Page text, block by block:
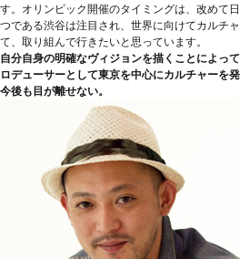
す。オリンピック開催のタイミングは、改めて
つである渋谷は注目され、世界に向けてカルチ
て、取り組んで行きたいと思っています。
自分自身の明確なヴィジョンを描くことによっ
ロデューサーとして東京を中心にカルチャーを
今後も目が離せない。